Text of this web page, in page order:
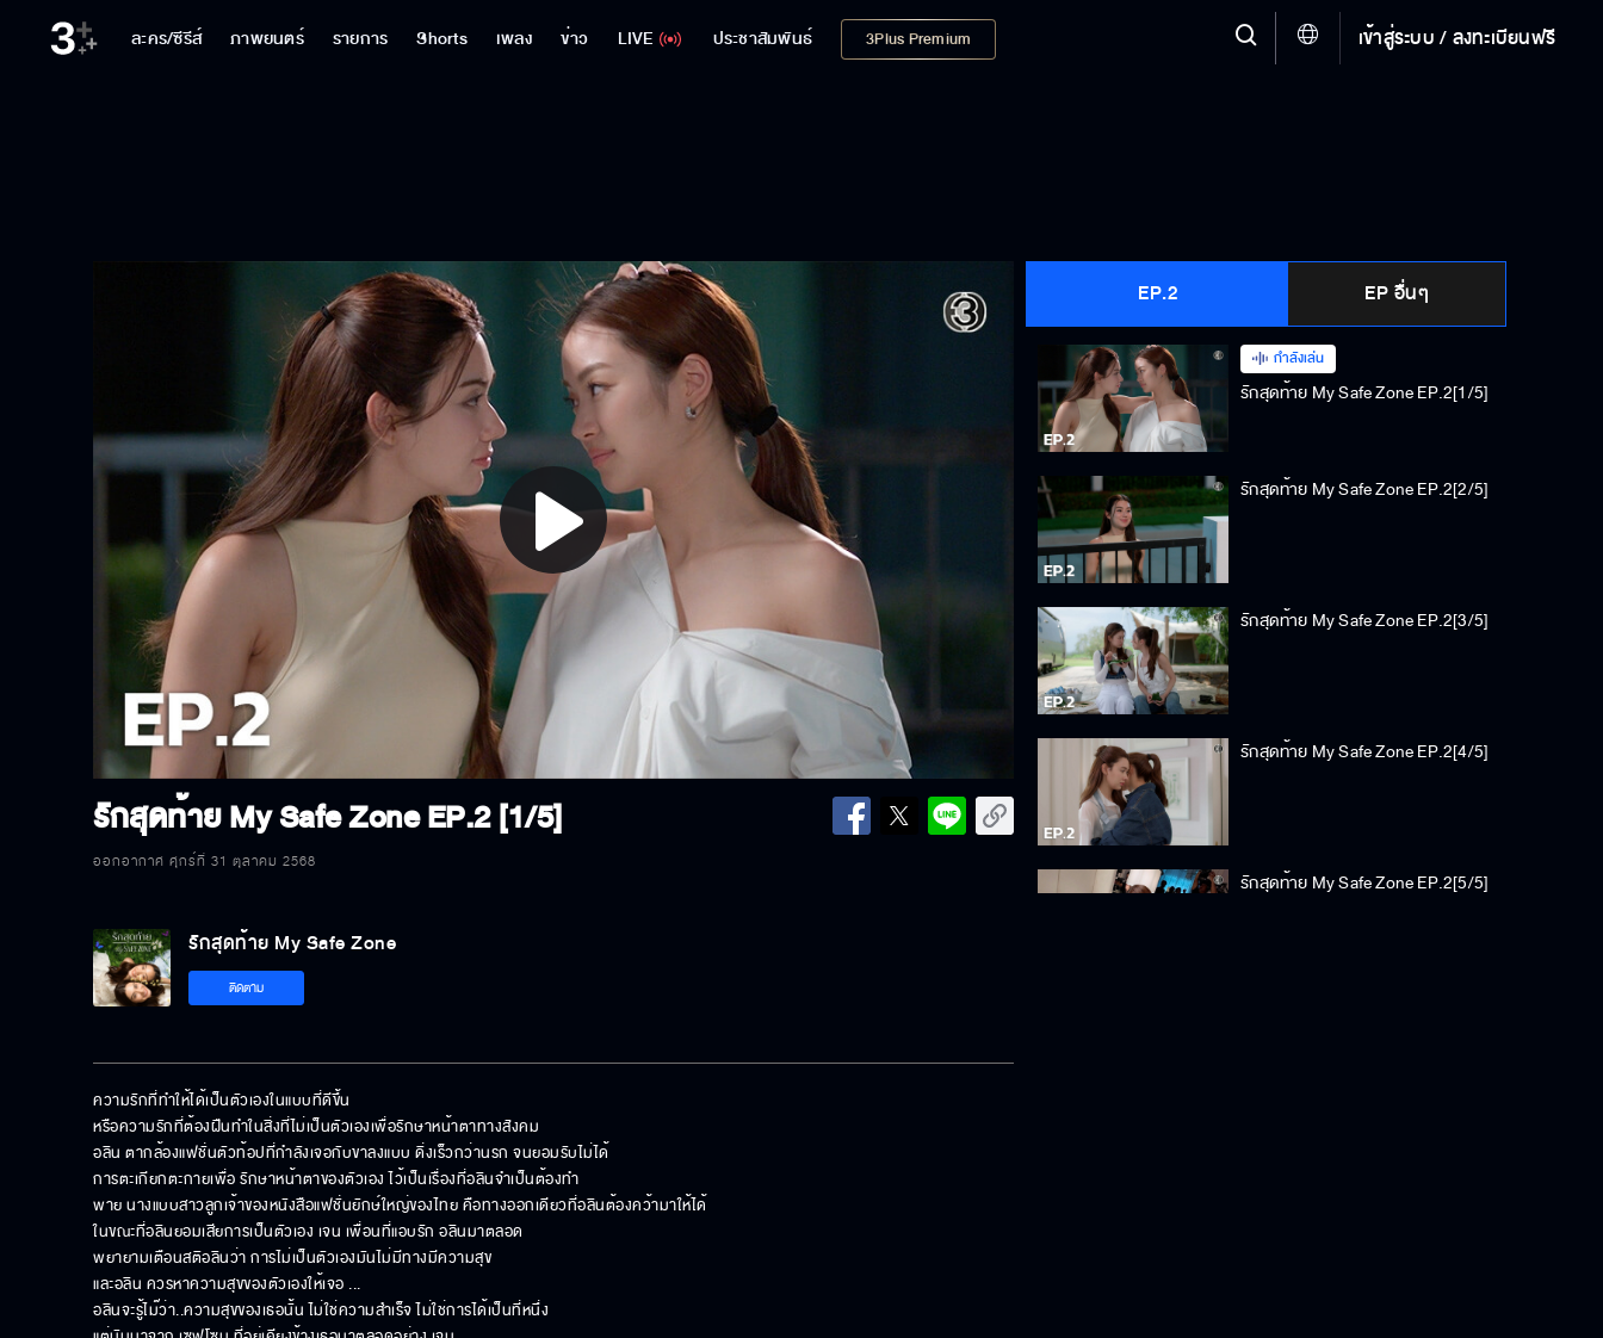
ละคร/ซีรีส์ ภาพยนตร์ รายการ Shorts เพลง ข่าว LIVE ประชาสัมพันธ์ 3Plus Premium เข้าสู่ระบบ / ลงทะเบียนฟรี
Play
Video
รักสุดท้าย My Safe ZoneEP.2 [1/5]
ออกอากาศ ศุกร์ที่ 31 ตุลาคม 2568
EP.2 EP อื่นๆ
กำลังเล่น
รักสุดท้าย My Safe Zone EP.2[1/5]
รักสุดท้าย My Safe Zone EP.2[2/5]
รักสุดท้าย My Safe Zone EP.2[3/5]
รักสุดท้าย My Safe Zone EP.2[4/5]
รักสุดท้าย My Safe Zone EP.2[5/5]
รักสุดท้าย My Safe Zone
ติดตาม
ความรักที่ทำให้ได้เป็นตัวเองในแบบที่ดีขึ้น
หรือความรักที่ต้องฝืนทำในสิ่งที่ไม่เป็นตัวเองเพื่อรักษาหน้าตาทางสังคม
อลิน ตากล้องแฟชั่นตัวท้อปที่กำลังเจอกับขาลงแบบ ดิ่งเร็วกว่านรก จนยอมรับไม่ได้
การตะเกียกตะกายเพื่อ รักษาหน้าตาของตัวเอง ไว้เป็นเรื่องที่อลินจำเป็นต้องทำ
พาย นางแบบสาวลูกเจ้าของหนังสือแฟชั่นยักษ์ใหญ่ของไทย คือทางออกเดียวที่อลินต้องคว้ามาให้ได้
ในขณะที่อลินยอมเสียการเป็นตัวเอง เจน เพื่อนที่แอบรัก อลินมาตลอด
พยายามเตือนสติอลินว่า การไม่เป็นตัวเองมันไม่มีทางมีความสุข
และอลิน ควรหาความสุขของตัวเองให้เจอ ...
อลินจะรู้ไม๊ว่า..ความสุขของเธอนั้น ไม่ใช่ความสำเร็จ ไม่ใช่การได้เป็นที่หนึ่ง